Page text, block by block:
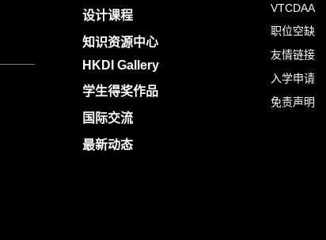
设计课程
知识资源中心
HKDI Gallery
学生得奖作品
国际交流
最新动态
VTCDAA
职位空缺
友情链接
入学申请
免责声明